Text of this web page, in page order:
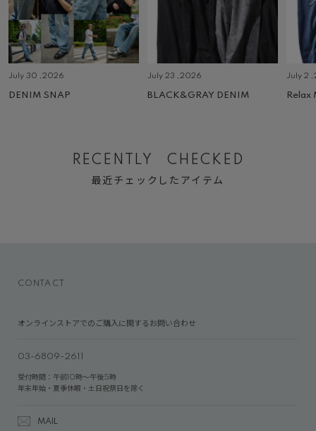
July 30 ,2026
DENIM SNAP
July 23 ,2026
BLACK&GRAY DENIM
July 2
Relax
RECENTLY CHECKED
最近チェックしたアイテム
CONTACT
オンラインストアでのご購入に関するお問い合わせ
03-6809-2611
受付時間：午前10時～午後5時
年末年始・夏季休暇・土日祝祭日を除く
MAIL